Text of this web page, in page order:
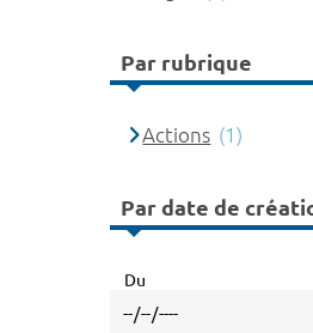
Par rubrique
Actions (1)
Par date de
Du